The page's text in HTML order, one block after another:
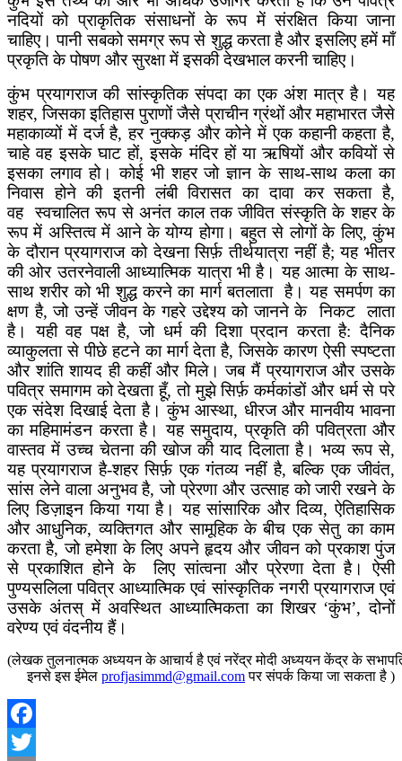
नदियों को प्राकृतिक संसाधनों के रूप में संरक्षित किया जाना
चाहिए। पानी सबको समग्र रूप से शुद्ध करता है और इसलिए हमें माँ
प्रकृति के पोषण और सुरक्षा में इसकी देखभाल करनी चाहिए।
कुंभ प्रयागराज की सांस्कृतिक संपदा का एक अंश मात्र है। यह
शहर, जिसका इतिहास पुराणों जैसे प्राचीन ग्रंथों और महाभारत जैसे
महाकाव्यों में दर्ज है, हर नुक्कड़ और कोने में एक कहानी कहता है,
चाहे वह इसके घाट हों, इसके मंदिर हों या ऋषियों और कवियों से
इसका लगाव हो। कोई भी शहर जो ज्ञान के साथ-साथ कला का
निवास होने की इतनी लंबी विरासत का दावा कर सकता है,
वह स्वचालित रूप से अनंत काल तक जीवित संस्कृति के शहर के
रूप में अस्तित्व में आने के योग्य होगा। बहुत से लोगों के लिए, कुंभ
के दौरान प्रयागराज को देखना सिर्फ़ तीर्थयात्रा नहीं है; यह भीतर
की ओर उतरनेवाली आध्यात्मिक यात्रा भी है। यह आत्मा के साथ-
साथ शरीर को भी शुद्ध करने का मार्ग बतलाता है। यह समर्पण का
क्षण है, जो उन्हें जीवन के गहरे उद्देश्य को जानने के निकट लाता
है। यही वह पक्ष है, जो धर्म की दिशा प्रदान करता है: दैनिक
व्याकुलता से पीछे हटने का मार्ग देता है, जिसके कारण ऐसी स्पष्टता
और शांति शायद ही कहीं और मिले। जब मैं प्रयागराज और उसके
पवित्र समागम को देखता हूँ, तो मुझे सिर्फ़ कर्मकांडों और धर्म से परे
एक संदेश दिखाई देता है। कुंभ आस्था, धीरज और मानवीय भावना
का महिमामंडन करता है। यह समुदाय, प्रकृति की पवित्रता और
वास्तव में उच्च चेतना की खोज की याद दिलाता है। भव्य रूप से,
यह प्रयागराज है-शहर सिर्फ़ एक गंतव्य नहीं है, बल्कि एक जीवंत,
सांस लेने वाला अनुभव है, जो प्रेरणा और उत्साह को जारी रखने के
लिए डिज़ाइन किया गया है। यह सांसारिक और दिव्य, ऐतिहासिक
और आधुनिक, व्यक्तिगत और सामूहिक के बीच एक सेतु का काम
करता है, जो हमेशा के लिए अपने हृदय और जीवन को प्रकाश पुंज
से प्रकाशित होने के लिए सांत्वना और प्रेरणा देता है। ऐसी
पुण्यसलिला पवित्र आध्यात्मिक एवं सांस्कृतिक नगरी प्रयागराज एवं
उसके अंतस् में अवस्थित आध्यात्मिकता का शिखर ‘कुंभ’, दोनों
वरेण्य एवं वंदनीय हैं।
(लेखक तुलनात्मक अध्ययन के आचार्य है एवं नरेंद्र मोदी अध्ययन केंद्र के
इनसे इस ईमेल profjasimmd@gmail.comपर संपर्क किया जा सकता है )
Facebook